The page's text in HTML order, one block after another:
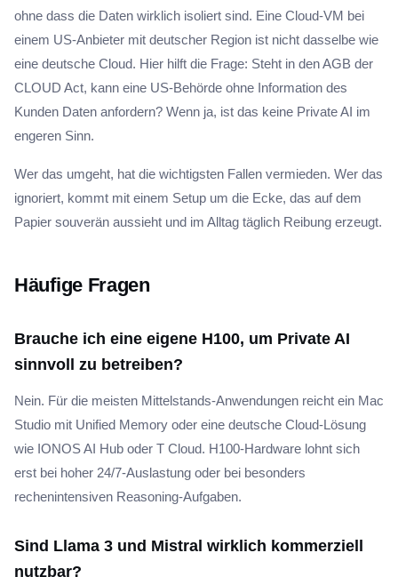
ohne dass die Daten wirklich isoliert sind. Eine Cloud-VM bei
einem US-Anbieter mit deutscher Region ist nicht dasselbe wie
eine deutsche Cloud. Hier hilft die Frage: Steht in den AGB der
CLOUD Act, kann eine US-Behörde ohne Information des
Kunden Daten anfordern? Wenn ja, ist das keine Private AI im
engeren Sinn.
Wer das umgeht, hat die wichtigsten Fallen vermieden. Wer das
ignoriert, kommt mit einem Setup um die Ecke, das auf dem
Papier souverän aussieht und im Alltag täglich Reibung erzeugt.
Häufige Fragen
Brauche ich eine eigene H100, um Private AI
sinnvoll zu betreiben?
Nein. Für die meisten Mittelstands-Anwendungen reicht ein Mac
Studio mit Unified Memory oder eine deutsche Cloud-Lösung
wie IONOS AI Hub oder T Cloud. H100-Hardware lohnt sich
erst bei hoher 24/7-Auslastung oder bei besonders
rechenintensiven Reasoning-Aufgaben.
Sind Llama 3 und Mistral wirklich kommerziell
nutzbar?